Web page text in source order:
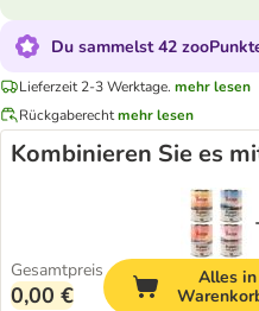
Du sammelst 42
Lieferzeit 2-3 Werktage. mehr lesen
Rückgaberechtmehr lesen
Kombinieren Sie es
Gesamtpreis
0,00 €
Alles